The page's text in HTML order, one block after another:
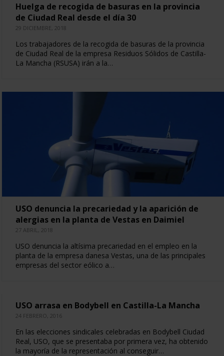
Huelga de recogida de basuras en la provincia
de Ciudad Real desde el día 30
29 DICIEMBRE, 2018
Los trabajadores de la recogida de basuras de la provincia
de Ciudad Real de la empresa Residuos Sólidos de Castilla-
La Mancha (RSUSA) irán a la…
USO denuncia la precariedad y la aparición de
alergias en la planta de Vestas en Daimiel
27 ABRIL, 2018
USO denuncia la altísima precariedad en el empleo en la
planta de la empresa danesa Vestas, una de las principales
empresas del sector eólico a…
USO arrasa en Bodybell en Castilla-La Mancha
24 FEBRERO, 2016
En las elecciones sindicales celebradas en Bodybell Ciudad
Real, USO, que se presentaba por primera vez, ha obtenido
la mayoría de la representación al conseguir…